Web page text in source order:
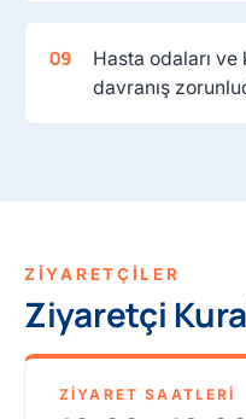
Hasta odaları
davranış
ZİYARETÇİLER
Ziyaretçi
ZIYARET SAATLERI